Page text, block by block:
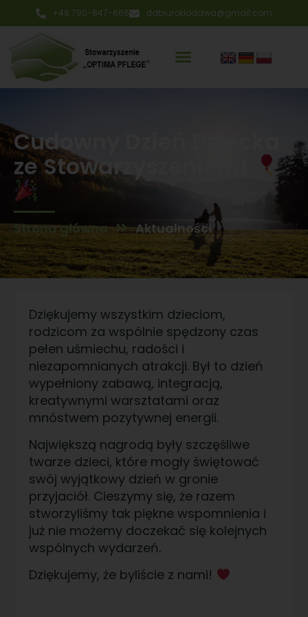
+48 790-847-666 ddbiuroklodawa@gmail.com
Cudowny Dzień Dziecka
ze Stowarzyszeniem!
Strona główna Aktualności
Dziękujemy wszystkim dzieciom,
rodzicom za wspólnie spędzony czas
pełen uśmiechu, radości i
niezapomnianych atrakcji. Był to dzień
wypełniony zabawą, integracją,
kreatywnymi warsztatami oraz
mnóstwem pozytywnej energii.
Największą nagrodą były szczęśliwe
twarze dzieci, które mogły świętować
swój wyjątkowy dzień w gronie
przyjaciół. Cieszymy się, że razem
stworzyliśmy tak piękne wspomnienia i
już nie możemy doczekać się kolejnych
wspólnych wydarzeń.
Dziękujemy, że byliście z nami!